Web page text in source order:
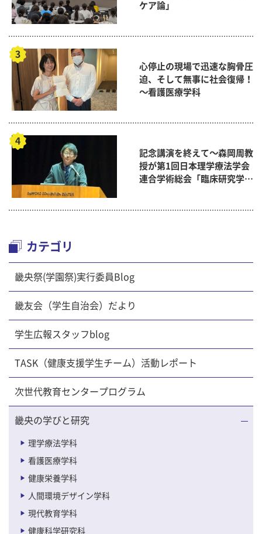
ケア論」
心停止の現場で迅速な胸骨圧
迫、そして無事に社会復帰！
～看護医療学科
記念講演を終えて～森岡周教
授が第1回日本理学療法学会
連合学術総会「臨床研究学術
カテゴリ
畿央祭(学園祭)実行委員Blog
畿友会（学生自治会）だより
学生広報スタッフblog
TASK（健康支援学生チーム）活動レポート
次世代教育センタープログラム
畿央の学びと研究
理学療法学科
看護医療学科
健康栄養学科
人間環境デザイン学科
現代教育学科
健康科学研究科